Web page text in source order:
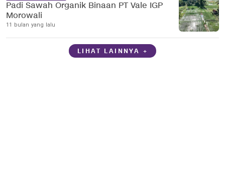
Padi Sawah Organik Binaan PT Vale IGP
Morowali
11 bulan yang lalu
LIHAT LAINNYA +